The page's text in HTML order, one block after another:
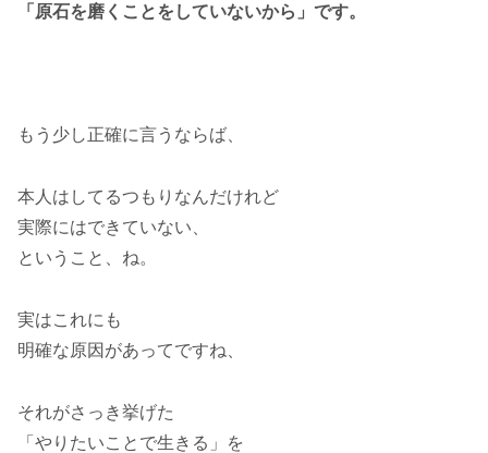
「原石を磨くことをしていないから」です。
もう少し正確に言うならば、
本人はしてるつもりなんだけれど
実際にはできていない、
ということ、ね。
実はこれにも
明確な原因があってですね、
それがさっき挙げた
「やりたいことで生きる」を